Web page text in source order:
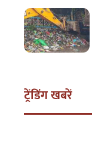
ट्रेंडिंग खबरें